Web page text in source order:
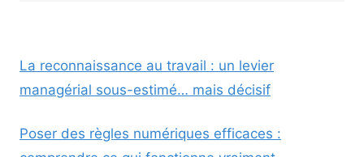
La reconnaissance au travail : un levier
managérial sous-estimé… mais décisif
Poser des règles numériques efficaces :